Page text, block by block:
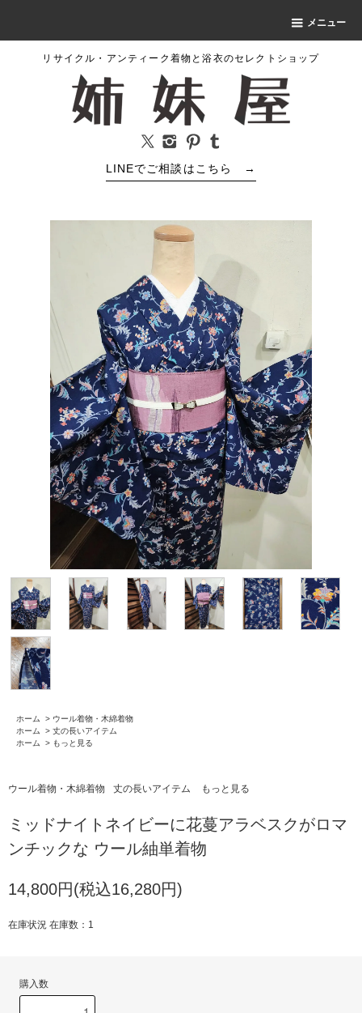
メニュー
リサイクル・アンティーク着物と浴衣のセレクトショップ
LINEでご相談はこちら →
ホーム > ウール着物・木綿着物
ホーム
> 丈の長いアイテム
ホーム
> もっと見る
ウール着物・木綿着物 丈の長いアイテム もっと見る
ミッドナイトネイビーに花蔓アラベスクがロマ
ンチックな ウール紬単着物
14,800円(税込16,280円)
在庫状況 在庫数：1
購入数